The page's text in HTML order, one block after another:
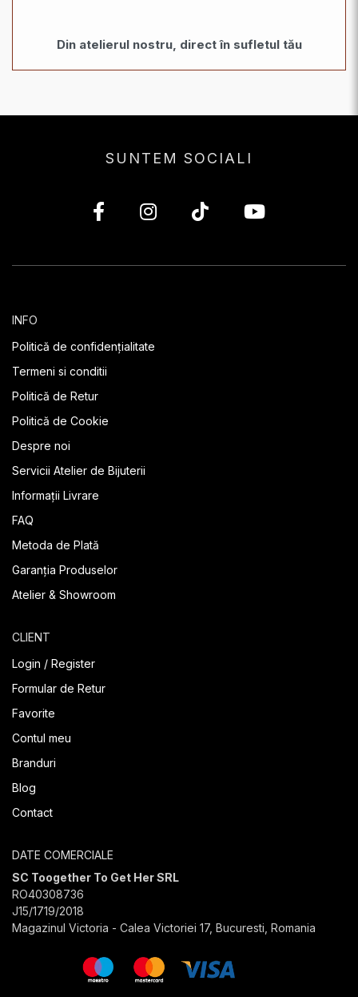
Din atelierul nostru, direct în sufletul tău
SUNTEM SOCIALI
INFO
Politică de confidențialitate
Termeni si conditii
Politică de Retur
Politică de Cookie
Despre noi
Servicii Atelier de Bijuterii
Informații Livrare
FAQ
Metoda de Plată
Garanția Produselor
Atelier & Showroom
CLIENT
Login / Register
Formular de Retur
Favorite
Contul meu
Branduri
Blog
Contact
DATE COMERCIALE
SC Toogether To Get Her SRL
RO40308736
J15/1719/2018
Magazinul Victoria - Calea Victoriei 17, Bucuresti, Romania